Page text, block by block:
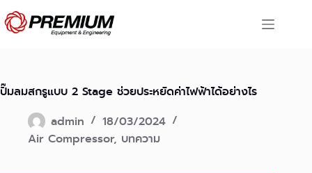
Skip
to
content
ปั๊มลมสกรูแบบ 2 Stage ช่วยประหยัดค่าไฟฟ้าได้อย่างไร
admin
18/03/2024
Air Compressor, บทความ